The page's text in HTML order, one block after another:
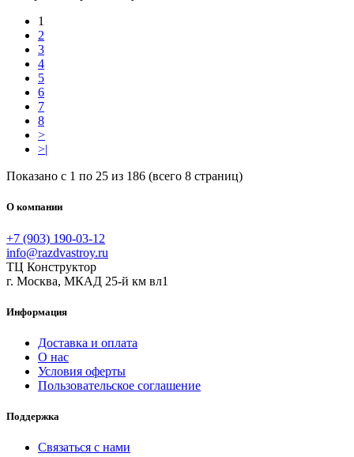
1
2
3
4
5
6
7
8
>
>|
Показано с 1 по 25 из 186 (всего 8 страниц)
О компании
+7 (903) 190-03-12
info@razdvastroy.ru
ТЦ Конструктор
г. Москва, МКАД 25-й км вл1
Информация
Доставка и оплата
О нас
Условия оферты
Пользовательское соглашение
Поддержка
Связаться с нами